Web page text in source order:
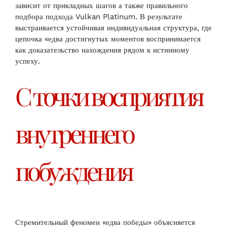
зависит от прикладных шагов а также правильного
подбора подхода Vulkan Platinum. В результате
выстраивается устойчивая индивидуальная структура, где
цепочка «едва достигнутых моментов воспринимается
как доказательство нахождения рядом к истинному
успеху.
С точки восприятия
внутреннего
побуждения
Стремительный феномен «едва победы» объясняется